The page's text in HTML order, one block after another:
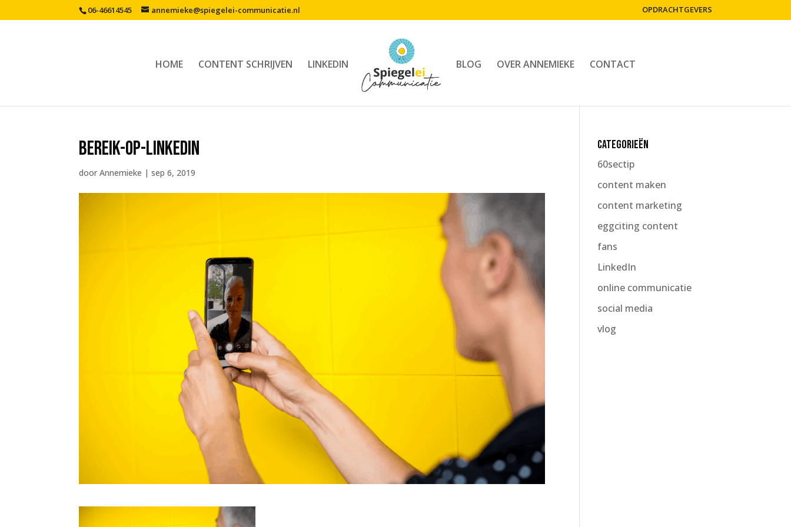
06-46614545 annemieke@spiegelei-communicatie.nl OPDRACHTGEVERS
HOME CONTENT SCHRIJVEN LINKEDIN BLOG OVER ANNEMIEKE CONTACT
bereik-op-LinkedIn
doorAnnemieke |sep 6, 2019
Categorieën
60sectip
content maken
content marketing
eggciting content
fans
LinkedIn
online communicatie
social media
vlog